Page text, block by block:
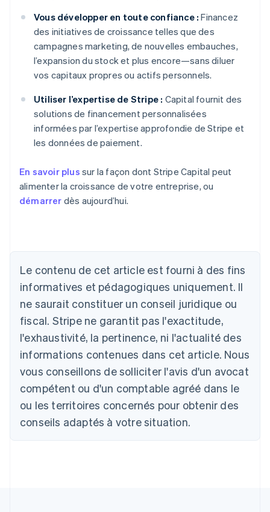
Vous développer en toute confiance : Financez
des initiatives de croissance telles que des
campagnes marketing, de nouvelles embauches,
l’expansion du stock et plus encore—sans diluer
vos capitaux propres ou actifs personnels.
Utiliser l’expertise de Stripe : Capital fournit des
solutions de financement personnalisées
informées par l’expertise approfondie de Stripe et
les données de paiement.
En savoir plus sur la façon dont Stripe Capital peut
alimenter la croissance de votre entreprise, ou
démarrer dès aujourd’hui.
Le contenu de cet article est fourni à des fins
informatives et pédagogiques uniquement. Il
ne saurait constituer un conseil juridique ou
fiscal. Stripe ne garantit pas l'exactitude,
l'exhaustivité, la pertinence, ni l'actualité des
informations contenues dans cet article. Nous
vous conseillons de solliciter l'avis d'un avocat
compétent ou d'un comptable agréé dans le
ou les territoires concernés pour obtenir des
conseils adaptés à votre situation.
Allemagne
Deutsch
Australie
English
Autriche
Belgique
NederlandsFrançaisDeutschEnglish
Brésil
PortuguêsEnglish
Bulgarie
English
English Français
Chine continentale